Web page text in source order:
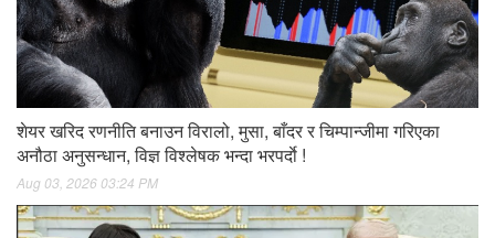
शेयर खरिद रणनीति बनाउन विरालो, मुसा, बाँदर र चिम्पान्जीमा गरिएका
अनौठा अनुसन्धान, विज्ञ विश्लेषक भन्दा भरपर्दाे !
Aug 03, 2026 03:24 PM